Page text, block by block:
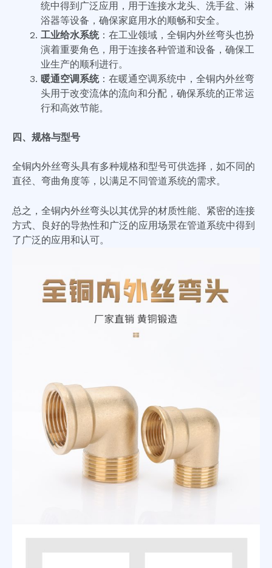
统中得到广泛应用，用于连接水龙头、洗手盆、淋
浴器等设备，确保家庭用水的顺畅和安全。
工业给水系统：在工业领域，全铜内外丝弯头也扮
演着重要角色，用于连接各种管道和设备，确保工
业生产的顺利进行。
暖通空调系统：在暖通空调系统中，全铜内外丝弯
头用于改变流体的流向和分配，确保系统的正常运
行和高效节能。
四、规格与型号
全铜内外丝弯头具有多种规格和型号可供选择，如不同的
直径、弯曲角度等，以满足不同管道系统的需求。
总之，全铜内外丝弯头以其优异的材质性能、紧密的连接
方式、良好的导热性和广泛的应用场景在管道系统中得到
了广泛的应用和认可。